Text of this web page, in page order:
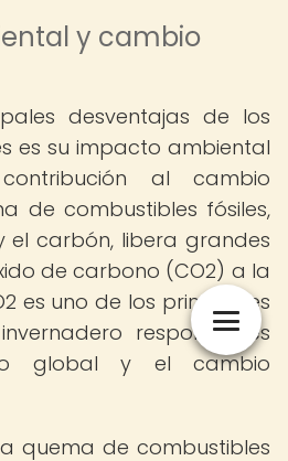
y cambio
desventajas de los
es su impacto ambiental
al cambio
de combustibles fósiles,
el carbón, libera grandes
de carbono (CO2) a la
es uno de los principales
responsables
global y el cambio
quema de combustibles